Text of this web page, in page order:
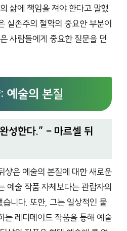
삶에 책임을 져야 한다고 말했
실존주의 철학의 중요한 부분이
사람들에게 중요한 질문을 던
예술의 본질
성한다.” – 마르셀 뒤
샹은 예술의 본질에 대한 새로운
예술 작품 자체보다는 관람자의
니다. 또한, 그는 일상적인 물
는 레디메이드 작품을 통해 예술